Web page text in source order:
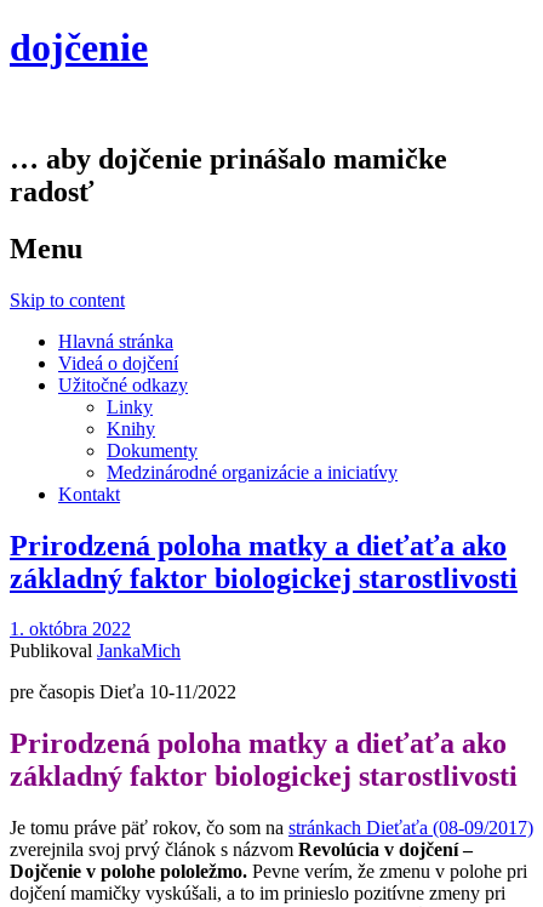
dojčenie
… aby dojčenie prinášalo mamičke
radosť
Menu
Skip to content
Hlavná stránka
Videá o dojčení
Užitočné odkazy
Linky
Knihy
Dokumenty
Medzinárodné organizácie a iniciatívy
Kontakt
Prirodzená poloha matky a dieťaťa ako
základný faktor biologickej starostlivosti
1. októbra 2022
Publikoval JankaMich
pre časopis Dieťa 10-11/2022
Prirodzená poloha matky a dieťaťa ako
základný faktor biologickej starostlivosti
Je tomu práve päť rokov, čo som na stránkach Dieťaťa (08-09/2017)
zverejnila svoj prvý článok s názvom Revolúcia v dojčení –
Dojčenie v polohe pololežmo. Pevne verím, že zmenu v polohe pri
dojčení mamičky vyskúšali, a to im prinieslo pozitívne zmeny pri